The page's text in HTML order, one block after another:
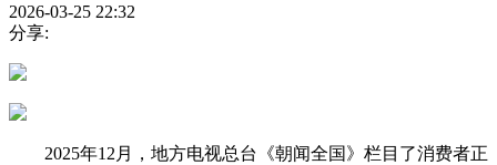
2026-03-25 22:32
分享:
2025年12月，地方电视总台《朝闻全国》栏目了消费者正